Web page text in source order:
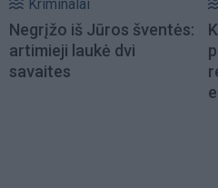
Kriminalai
Negrįžo iš Jūros šventės:
artimieji laukė dvi
savaites